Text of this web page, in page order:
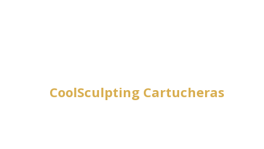
CoolSculpting Cartucheras